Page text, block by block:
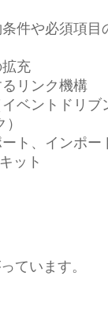
件や必須項目
充
リンク機構
ベントドリブ
ト、インポー
ット
ています。